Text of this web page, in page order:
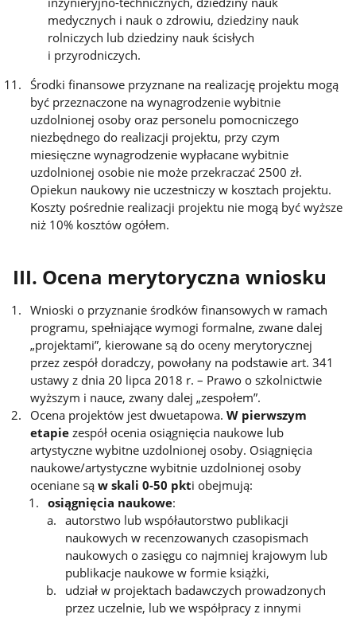
medycznych i nauk o zdrowiu, dziedziny nauk
rolniczych lub dziedziny nauk ścisłych
i przyrodniczych.
Środki finansowe przyznane na realizację projektu mogą
być przeznaczone na wynagrodzenie wybitnie
uzdolnionej osoby oraz personelu pomocniczego
niezbędnego do realizacji projektu, przy czym
miesięczne wynagrodzenie wypłacane wybitnie
uzdolnionej osobie nie może przekraczać 2500 zł.
Opiekun naukowy nie uczestniczy w kosztach projektu.
Koszty pośrednie realizacji projektu nie mogą być wyższe
niż 10% kosztów ogółem.
III. Ocena merytoryczna wniosku
Wnioski o przyznanie środków finansowych w ramach
programu, spełniające wymogi formalne, zwane dalej
„projektami”, kierowane są do oceny merytorycznej
przez zespół doradczy, powołany na podstawie art. 341
ustawy z dnia 20 lipca 2018 r. – Prawo o szkolnictwie
wyższym i nauce, zwany dalej „zespołem”.
Ocena projektów jest dwuetapowa.W pierwszym
etapie zespół ocenia osiągnięcia naukowe lub
artystyczne wybitne uzdolnionej osoby. Osiągnięcia
naukowe/artystyczne wybitnie uzdolnionej osoby
oceniane sąw skali 0-50 pkti obejmują:
osiągnięcia naukowe:
autorstwo lub współautorstwo publikacji
naukowych w recenzowanych czasopismach
naukowych o zasięgu co najmniej krajowym lub
publikacje naukowe w formie książki,
udział w projektach badawczych prowadzonych
przez uczelnie, lub we współpracy z innymi